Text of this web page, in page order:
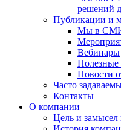
решений
Публикации и
Мы в
Вебинары
Полезные
Новости
Часто
Контакты
О компании
Цель и замысел